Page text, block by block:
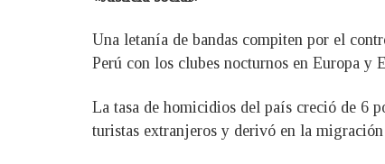
Una letanía de bandas compiten por el
Perú con los clubes nocturnos en Europa y
La tasa de homicidios del país creció de 6
turistas extranjeros y derivó en la